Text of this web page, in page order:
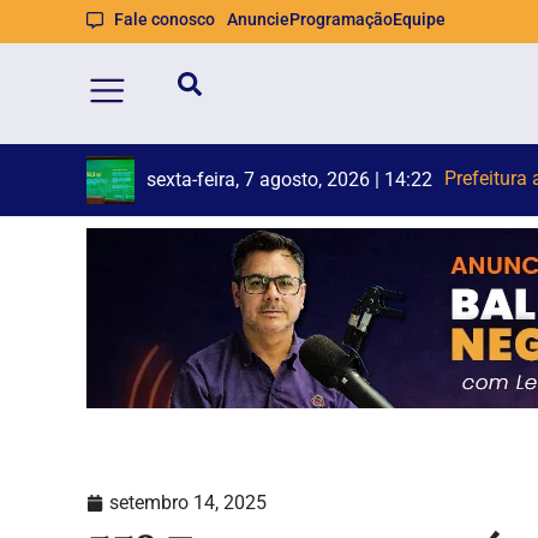
Fale conosco AnuncieProgramaçãoEquipe
sexta-feira, 7 agosto, 2026 | 14:21 Homem
Trecho da
setembro 14, 2025